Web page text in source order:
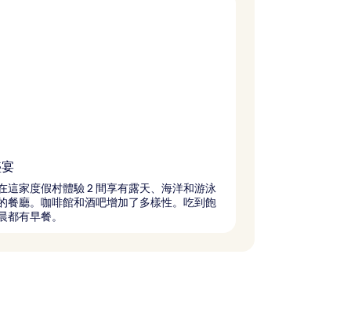
這家度假村體驗 2 間享有露天、海洋和游泳
餐廳。咖啡館和酒吧增加了多樣性。吃到飽
都有早餐。